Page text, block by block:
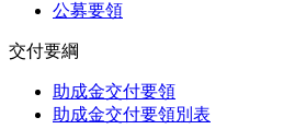
公募要領
交付要綱
助成金交付要領
助成金交付要領別表